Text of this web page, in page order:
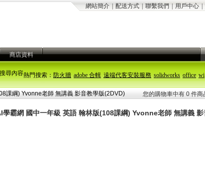
網站簡介 配送方式 聯繫我們 用戶中心
商店資料
熱門搜索：防火牆 adobe 合輯 遠端代客安裝服務 solidworks office windows 11
搜尋內容
課綱) Yvonne老師 無講義 影音教學版(2DVD) 您的購物車中有 0 件
學霸網 國中一年級 英語 翰林版(108課綱) Yvonne老師 無講義